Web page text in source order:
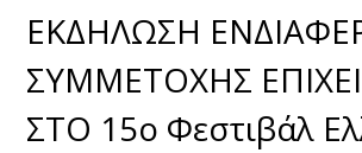
ΕΚΔΗΛΩΣΗ
ΣΥΜΜΕΤΟΧΗΣ
ΣΤΟ 15ο Φεστιβάλ